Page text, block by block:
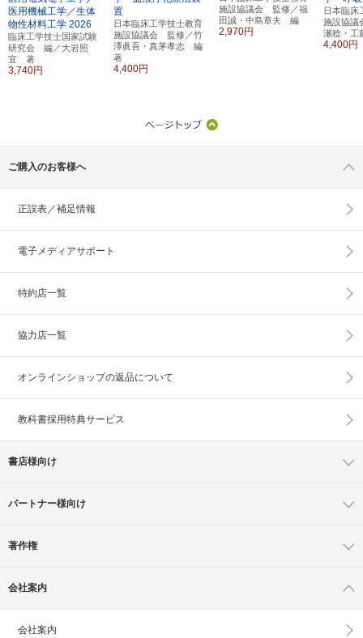
医用機械工学／生体
物性材料工学 2026
臨床工学技士国家試験
研究会 編／大岩照
宜 著
3,740円
置
日本臨床工学技士教育
施設協議会 監修／竹
澤眞吾・真茅孝志 編
著
4,400円
施設協議会 監修／福
田誠・中島章夫 編
2,970円
日本臨床
施設協
瀬稔・
4,400円
ご購入のお客様へ
正誤表／補足情報
電子メディアサポート
特約店一覧
協力店一覧
オンラインショップの返品について
教科書採用特典サービス
書店様向け
パートナー様向け
著作権
会社案内
会社案内